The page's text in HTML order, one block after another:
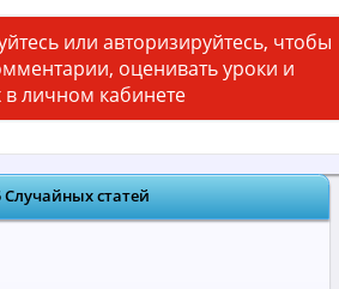
или авторизируйтесь, чтобы
оценивать уроки и
в личном кабинете
Случайных статей